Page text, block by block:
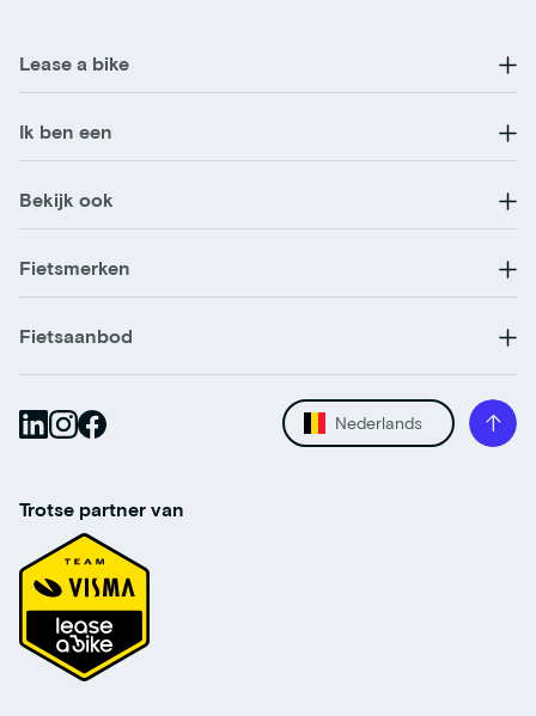
Lease a bike
Ik ben een
Bekijk ook
Fietsmerken
Fietsaanbod
Nederlands
Trotse partner van